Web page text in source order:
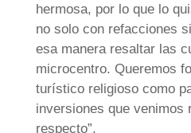
hermosa, por lo que lo
no solo con refacciones
esa manera resaltar las
microcentro. Queremos
turístico religioso como
inversiones que venimos
respecto”.